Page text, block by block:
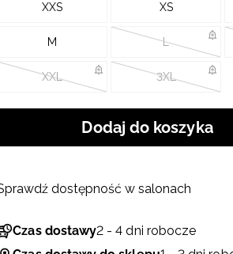
XXS XS
M L
XXL 3XL
Dodaj do koszyka
Czas dostawy2 - 4 dni robocze
dostępność w salonach